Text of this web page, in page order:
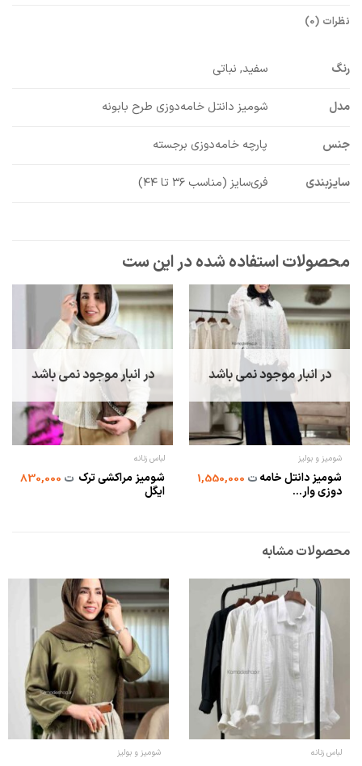
نظرات (0)
رنگ سفید, نباتی
مدل شومیز دانتل خامه‌دوزی طرح بابونه
جنس پارچه خامه‌دوزی برجسته
سایزبندی فری‌سایز (مناسب ۳۶ تا ۴۴)
در انبار موجود نمی باشد
شومیز و بولیز
شومیز دانتل خامه
دوزی وار...
ت1,550,000
در انبار موجود نمی باشد
لباس زنانه
شومیز مراکشی ترک
ایگل
ت830,000
محصولات مشابه
لباس زنانه شومیز و بولیز